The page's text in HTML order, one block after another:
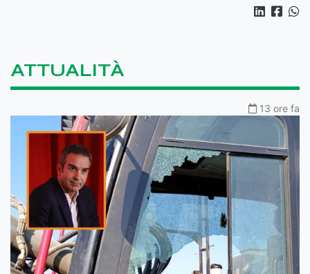
ATTUALITÀ
13 ore fa